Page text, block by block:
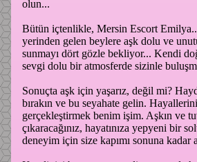
olun...
Bütün içtenlikle, Mersin Escort
yerinden gelen beylere aşk dolu ve
sunmayı dört gözle bekliyor... Kendi
sevgi dolu bir atmosferde sizinle
Sonuçta aşk için yaşarız, değil mi?
bırakın ve bu seyahate gelin.
gerçekleştirmek benim işim. Aşkın ve
çıkaracağınız, hayatınıza yepyeni bir
deneyim için size kapımı sonuna kadar